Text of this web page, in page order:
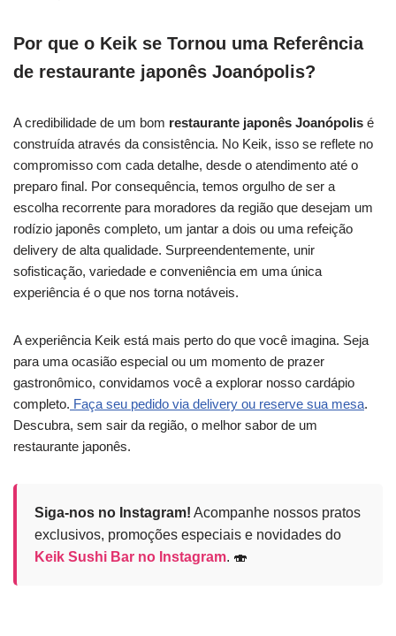
Por que o Keik se Tornou uma Referência
de restaurante japonês Joanópolis?
A credibilidade de um bom restaurante japonês Joanópolis é
construída através da consistência. No Keik, isso se reflete no
compromisso com cada detalhe, desde o atendimento até o
preparo final. Por consequência, temos orgulho de ser a
escolha recorrente para moradores da região que desejam um
rodízio japonês completo, um jantar a dois ou uma refeição
delivery de alta qualidade. Surpreendentemente, unir
sofisticação, variedade e conveniência em uma única
experiência é o que nos torna notáveis.
A experiência Keik está mais perto do que você imagina. Seja
para uma ocasião especial ou um momento de prazer
gastronômico, convidamos você a explorar nosso cardápio
completo. Faça seu pedido via delivery ou reserve sua mesa.
Descubra, sem sair da região, o melhor sabor de um
restaurante japonês.
Siga-nos no Instagram! Acompanhe nossos pratos
exclusivos, promoções especiais e novidades do
Keik Sushi Bar no Instagram. 🍣